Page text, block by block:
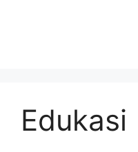
Edukasi